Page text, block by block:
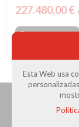
227.480,00 €
Esta Web usa